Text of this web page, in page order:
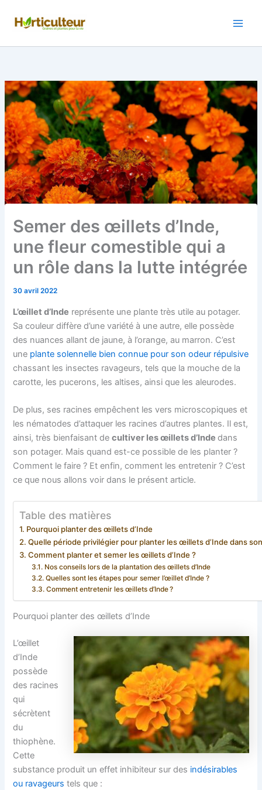
Semer des œillets d’Inde,
une fleur comestible qui a
un rôle dans la lutte intégrée
30 avril 2022
L’œillet d’Inde représente une plante très utile au potager.
Sa couleur diffère d’une variété à une autre, elle possède
des nuances allant de jaune, à l’orange, au marron. C’est
une plante solennelle bien connue pour son odeur répulsive
chassant les insectes ravageurs, tels que la mouche de la
carotte, les pucerons, les altises, ainsi que les aleurodes.
De plus, ses racines empêchent les vers microscopiques et
les nématodes d’attaquer les racines d’autres plantes. Il est,
ainsi, très bienfaisant decultiver les œillets d’Indedans
son potager. Mais quand est-ce possible de les planter ?
Comment le faire ? Et enfin, comment les entretenir ? C’est
ce que nous allons voir dans le présent article.
Table des matières
Pourquoi planter des œillets d’Inde
Quelle période privilégier pour planter les œillets d’Inde dans
Comment planter et semer les œillets d’Inde ?
Nos conseils lors de la plantation des œillets d’Inde
Quelles sont les étapes pour semer l’œillet d’Inde ?
Comment entretenir les œillets d’Inde ?
Pourquoi planter des œillets d’Inde
L’œillet
d’Inde
possède
des racines
qui
sécrètent
du
thiophène.
Cette
substance produit un effet inhibiteur sur des indésirables
ou ravageurs tels que :